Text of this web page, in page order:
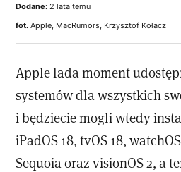
Dodane: 2 lata temu
fot. Apple, MacRumors, Krzysztof Kołacz
Apple lada moment
systemów dla wszystkich
i będziecie mogli wtedy
iPadOS 18, tvOS 18,
Sequoia oraz visionOS 2, a